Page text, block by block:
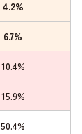
4.2%
6.7%
10.4%
15.9%
50.4%